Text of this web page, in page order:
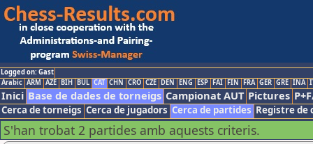
Logged on: Gast
Arabic ARM AZE BIH BUL CAT CHN CRO CZE DEN ENG ESP FAI FIN FRA GER GRE INA
Inici Base de dades de torneigs Campionat AUT Pictures
Cerca de torneigs Cerca de jugadors Cerca de partides Registre de
S'han trobat 2 partides amb aquests criteris.